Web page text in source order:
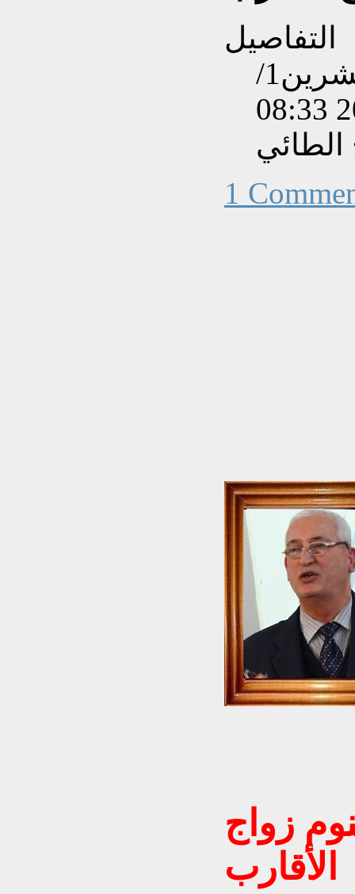
التفاصيل
تم إنشاءه بتاريخ الثلاثاء, 31 تشرين1/
1
زواج
الأقارب